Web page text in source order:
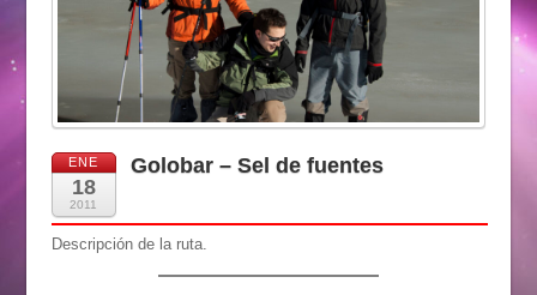
ENE
18
2011
Golobar – Sel de fuentes
Descripción de la ruta.